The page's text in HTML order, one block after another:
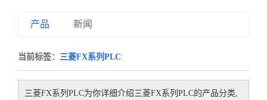
产品 新闻
当前标签： 三菱FX系列PLC
三菱FX系列PLC为你详细介绍三菱FX系列PLC的产品分类,